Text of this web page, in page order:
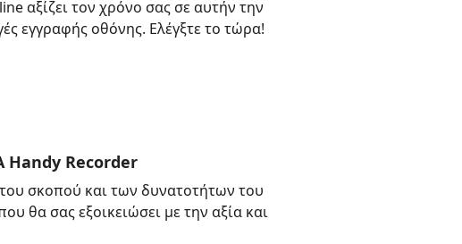
αξίζει τον χρόνο σας σε αυτήν την
εγγραφής οθόνης. Ελέγξτε το τώρα!
Handy Recorder
σκοπού και των δυνατοτήτων του
θα σας εξοικειώσει με την αξία και